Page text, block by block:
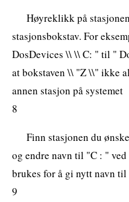
Høyreklikk på
stasjonsbokstav. For
DosDevices \\ \\ C: " til "
at bokstaven \\ "Z \\" ikke
annen stasjon på systemet
8
Finn stasjonen du
og endre navn til "C : "
brukes for å gi nytt navn
9